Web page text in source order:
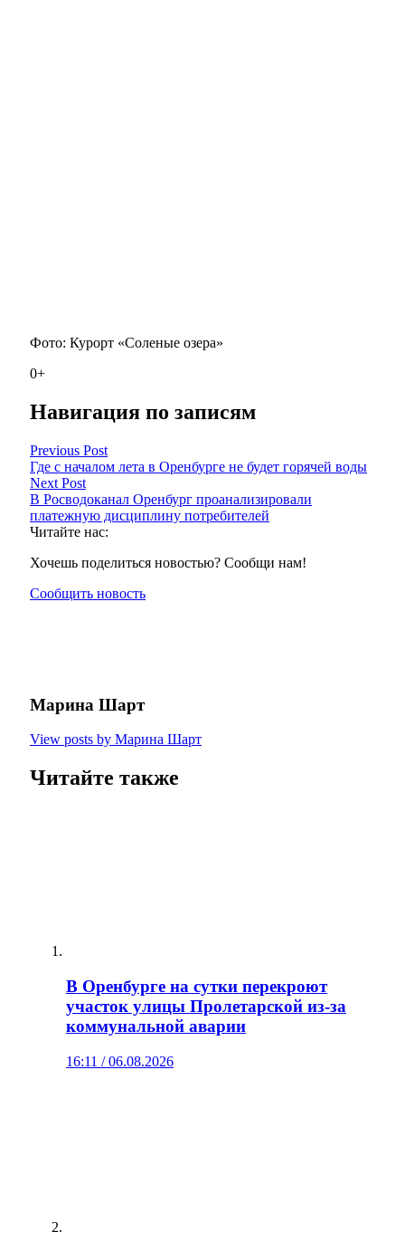
Фото: Курорт «Соленые озера»
0+
Навигация по записям
Previous Post
Где с началом лета в Оренбурге не будет горячей воды
Next Post
В Росводоканал Оренбург проанализировали
платежную дисциплину потребителей
Читайте нас:
Хочешь поделиться новостью? Сообщи нам!
Сообщить новость
Марина Шарт
View posts by Марина Шарт
Читайте также
В Оренбурге на сутки перекроют
участок улицы Пролетарской из-за
коммунальной аварии
16:11 / 06.08.2026